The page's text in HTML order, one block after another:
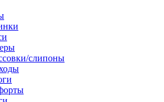
слипоны